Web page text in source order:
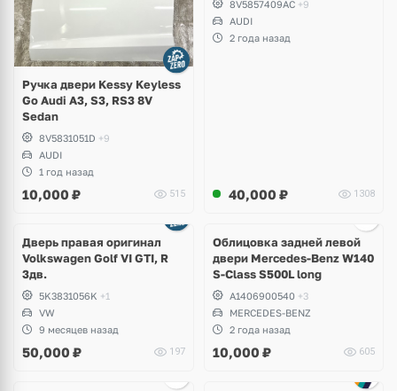
Ручка двери Kessy Keyless
Go Audi A3, S3, RS3 8V
Sedan
8V5831051D +9
AUDI
1 год назад
10,000 ₽ 515
8V5857409AC +9
AUDI
2 года назад
40,000 ₽ 1308
Дверь правая оригинал
Volkswagen Golf VI GTI, R
3дв.
5K3831056K +1
VW
9 месяцев назад
50,000 ₽ 197
Облицовка задней левой
двери Mercedes-Benz W140
S-Class S500L long
A1406900540 +3
MERCEDES-BENZ
2 года назад
10,000 ₽ 605